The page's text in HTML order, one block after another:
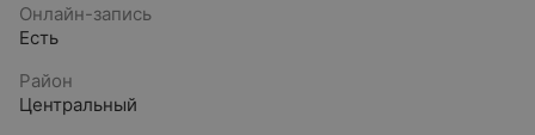
Онлайн-запись
Есть
Район
Центральный